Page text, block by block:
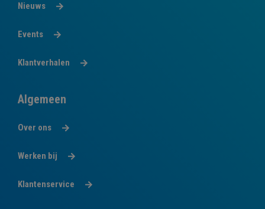
Nieuws
Events
Klantverhalen
Algemeen
Over ons
Werken bij
Klantenservice